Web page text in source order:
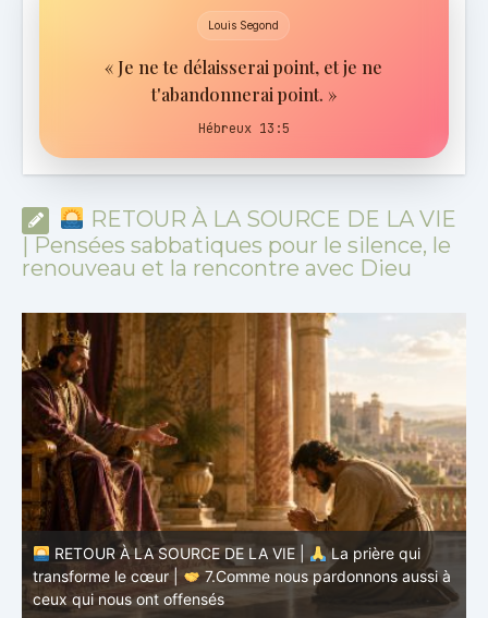
Louis Segond
« Je ne te délaisserai point, et je ne
t'abandonnerai point. »
Hébreux 13:5
RETOUR À LA SOURCE DE LA VIE
| Pensées sabbatiques pour le silence, le
renouveau et la rencontre avec Dieu
RETOUR À LA SOURCE DE LA VIE |
La prière qui
transforme le cœur |
7.Comme nous pardonnons aussi à
ceux qui nous ont offensés